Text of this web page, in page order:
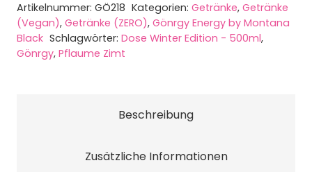
Artikelnummer: GÖ218 Kategorien: Getränke, Getränke
(Vegan), Getränke (ZERO), Gönrgy Energy by Montana
Black Schlagwörter: Dose Winter Edition - 500ml,
Gönrgy, Pflaume Zimt
Beschreibung
Zusätzliche Informationen